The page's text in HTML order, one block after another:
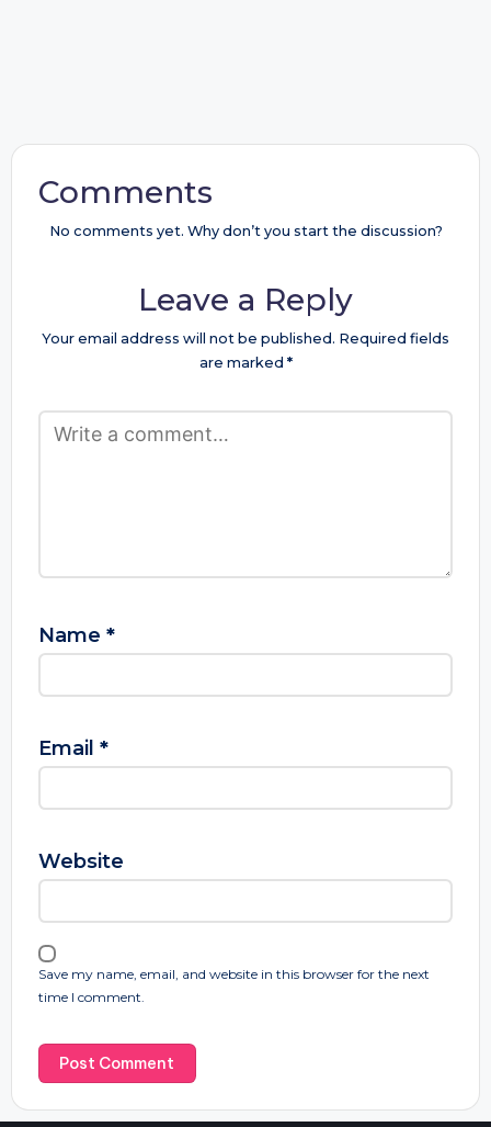
Comments
No comments yet. Why don’t you start the discussion?
Leave a Reply
Your email address will not be published. Required fields
are marked *
Name *
Email *
Website
Save my name, email, and website in this browser for the next
time I comment.